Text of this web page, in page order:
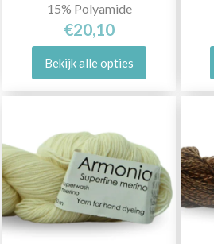
15% Polyamide
€20,10
Bekijk alle opties